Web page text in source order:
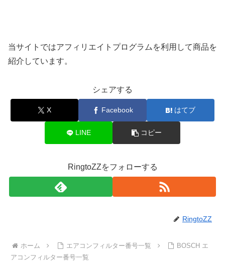
当サイトではアフィリエイトプログラムを利用して商品を
紹介しています。
シェアする
X Facebook はてブ
LINE コピー
RingtoZZをフォローする
RingtoZZ
ホーム エアコンフィルター番号一覧
BOSCH エ
アコンフィルター番号一覧